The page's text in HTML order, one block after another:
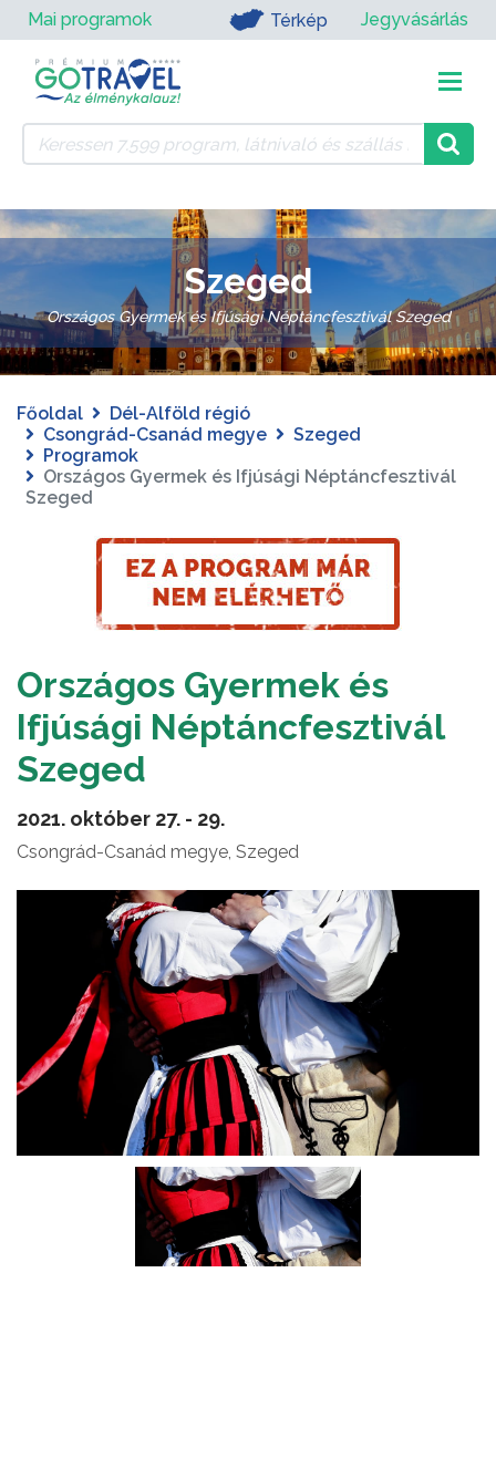
Mai programok Térkép Jegyvásárlás
Szeged
Országos Gyermek és Ifjúsági Néptáncfesztivál Szeged
Főoldal
Dél-Alföld régió
Csongrád-Csanád megye
Szeged
Programok
Országos Gyermek és Ifjúsági Néptáncfesztivál
Szeged
Országos Gyermek és
Ifjúsági Néptáncfesztivál
Szeged
2021. október 27. - 29.
Csongrád-Csanád megye, Szeged